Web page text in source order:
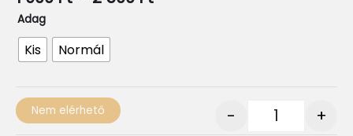
Adag
Kis Normál
- +
Nem elérhető